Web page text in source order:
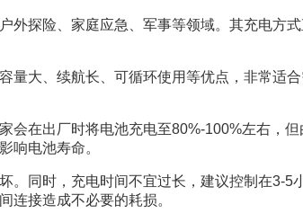
外探险、家庭应急、军事等领域。其充电方
量大、续航长、可循环使用等优点，非常适
在出厂时将电池充电至80%-100%左右，
响电池寿命。
。同时，充电时间不宜过长，建议控制在3-
连接造成不必要的耗损。